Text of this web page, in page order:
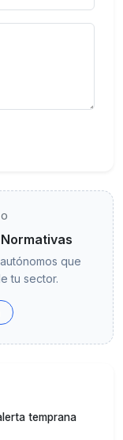
que
tu sector.
temprana